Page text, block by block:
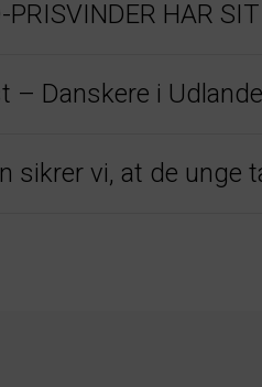
PRISVINDER HAR
– Danskere i
sikrer vi, at de unge